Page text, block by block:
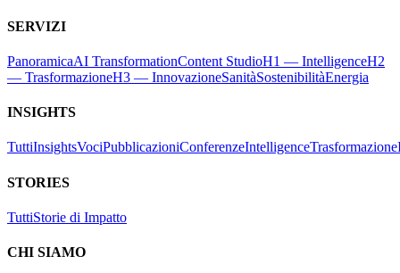
SERVIZI
PanoramicaAI TransformationContent StudioH1 — IntelligenceH2
— TrasformazioneH3 — InnovazioneSanitàSostenibilitàEnergia
INSIGHTS
TuttiInsightsVociPubblicazioniConferenzeIntelligenceTrasformazione
STORIES
TuttiStorie di Impatto
CHI SIAMO